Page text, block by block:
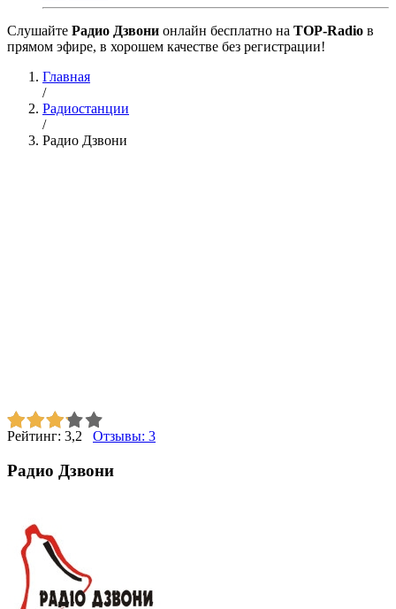
Cлушайте Радио Дзвони онлайн бесплатно на TOP-Radio в
прямом эфире, в хорошем качестве без регистрации!
Главная
/
Радиостанции
/
Радио Дзвони
Рейтинг: 3,2 Отзывы: 3
Радио Дзвони